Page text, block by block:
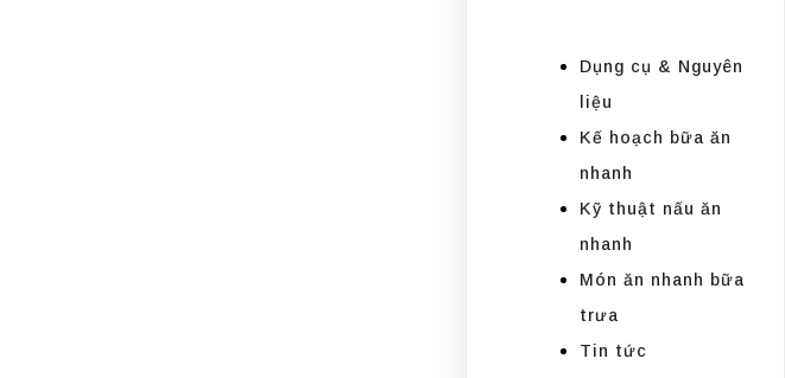
Dụng cụ & Nguyên
liệu
Kế hoạch bữa ăn
nhanh
Kỹ thuật nấu ăn
nhanh
Món ăn nhanh bữa
trưa
Tin tức